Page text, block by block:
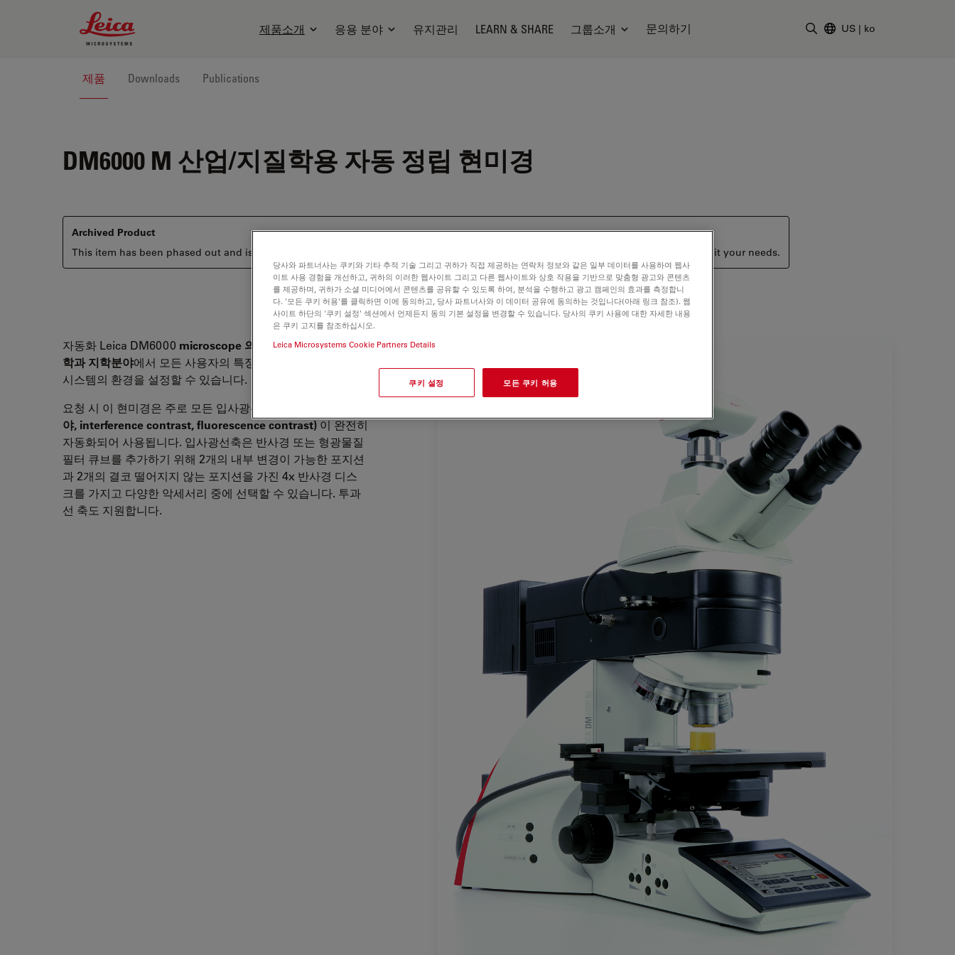
Leica Microsystems Logo
제품소개 응용 분야 유지관리 LEARN & SHARE 그룹소개 문의하기 US | ko
제품 Downloads Publications
DM6000 M 산업/지질학용 자동 정립 현미경
Archived Product
This item has been phased out and is no longer available. Please contact us to enquire about recent alternative products that may suit your needs.
자동화 Leica DM6000 microscope 의 모듈식 설계는물질과
학과 지학분야에서 모든 사용자의 특정 응용과 선호도에 따라
시스템의 환경을 설정할 수 있습니다.
요청 시 이 현미경은 주로 모든 입사광선 방식
야, interference contrast, fluorescence contrast) 이 완전히
자동화되어 사용됩니다. 입사광선축은 반사경 또는 형광물질
필터 큐브를 추가하기 위해 2개의 내부 변경이 가능한 포지션
과 2개의 결코 떨어지지 않는 포지션을 가진 4x 반사경 디스
크를 가지고 다양한 악세서리 중에 선택할 수 있습니다. 투과
선 축도 지원합니다.
당사와 파트너사는 쿠키와 기타 추적 기술 그리고 귀하가 직접 제공하는 연락처 정보와 같은 일부 데이터를 사용하여 웹사
이트 사용 경험을 개선하고, 귀하의 이러한 웹사이트 그리고 다른 웹사이트와 상호 작용을 기반으로 맞춤형 광고와 콘텐츠
를 제공하며, 귀하가 소셜 미디어에서 콘텐츠를 공유할 수 있도록 하여, 분석을 수행하고 광고 캠페인의 효과를 측정합니
다. '모든 쿠키 허용'를 클릭하면 이에 동의하고, 당사 파트너사와 이 데이터 공유에 동의하는 것입니다(아래 링크 참조). 웹
사이트 하단의 '쿠키 설정' 섹션에서 언제든지 동의 기본 설정을 변경할 수 있습니다. 당사의 쿠키 사용에 대한 자세한 내용
은 쿠키 고지를 참조하십시오.
Leica Microsystems Cookie Partners Details
쿠키 설정 모든 쿠키 허용